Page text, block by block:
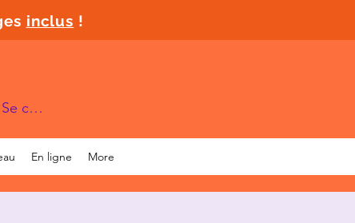
inclus !
Se connecter
En ligne More